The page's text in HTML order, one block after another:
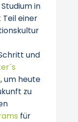
in
einer
und
, um heute
zu
für